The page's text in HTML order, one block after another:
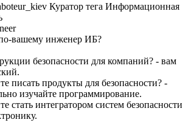
Куратор тега Информационная
вашему инженер ИБ?
безопасности для компаний? - вам
писать продукты для безопасности? -
изучайте программирование.
стать интегратором систем безопасности